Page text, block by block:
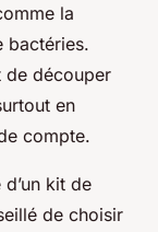
la
bactéries.
de découper
en
compte.
kit de
de choisir